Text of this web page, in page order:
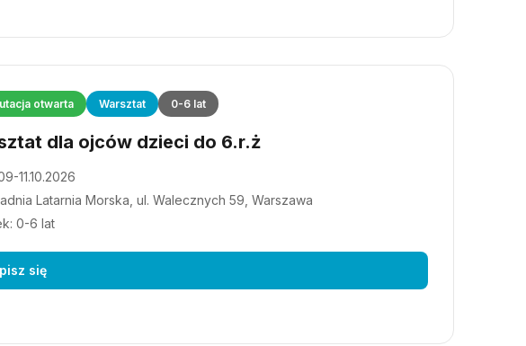
otwarta Warsztat 0-6 lat
dla ojców dzieci do 6.r.ż
11.10.2026
Latarnia Morska, ul. Walecznych 59, Warszawa
0-6 lat
się